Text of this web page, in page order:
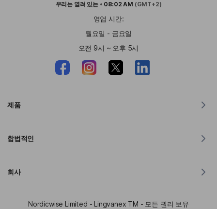
우리는 열려 있는 • 08:02 AM (GMT+2)
영업 시간:
월요일 - 금요일
오전 9시 ~ 오후 5시
제품
Edge용 번역기
합법적인
제휴 프로그램 신청 양식
회사
보도자료
Nordicwise Limited - Lingvanex TM - 모든 권리 보유